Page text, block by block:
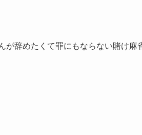
辞めたくて罪にもならない賭け麻